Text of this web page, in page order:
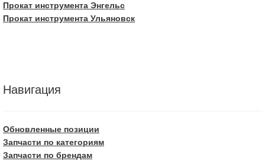
Прокат инструмента Энгельс
Прокат инструмента Ульяновск
Навигация
Обновленные позиции
Запчасти по категориям
Запчасти по брендам